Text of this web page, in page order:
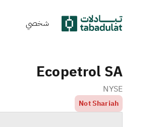
شخصي
Ecopetrol SA
NYSE
Not Shariah